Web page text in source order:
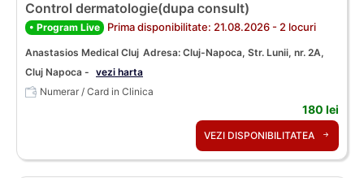
Control dermatologie(dupa consult)
• Program Live Prima disponibilitate: 21.08.2026 - 2 locuri
Anastasios Medical Cluj Adresa: Cluj-Napoca, Str. Lunii, nr. 2A,
Cluj Napoca - vezi harta
Numerar / Card in Clinica
180 lei
VEZI DISPONIBILITATEA